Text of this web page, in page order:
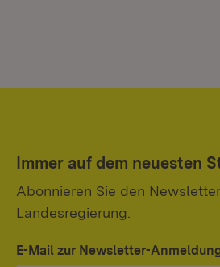
Immer auf dem neuesten
Abonnieren Sie den
Landesregierung.
E-Mail zur Newsletter-